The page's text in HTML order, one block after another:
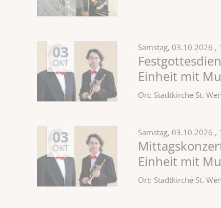
03
OKT
Samstag, 03.10.2026 ,
Einheit mit
Ort: Stadtkirche St.
03
OKT
Samstag, 03.10.2026 ,
Einheit mit
Ort: Stadtkirche St.